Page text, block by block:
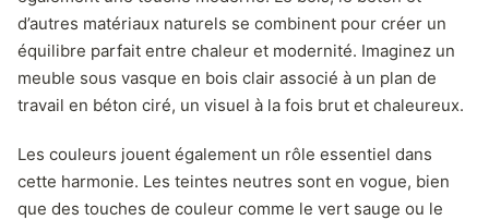
d’autres matériaux naturels se combinent pour créer un
équilibre parfait entre chaleur et modernité. Imaginez un
meuble sous vasque en bois clair associé à un plan de
travail en béton ciré, un visuel à la fois brut et chaleureux.
Les couleurs jouent également un rôle essentiel dans
cette harmonie. Les teintes neutres sont en vogue, bien
que des touches de couleur comme le vert sauge ou le